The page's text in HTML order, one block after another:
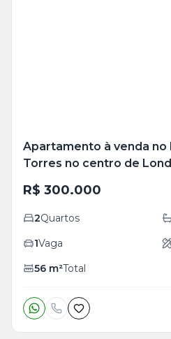
Apartamento à venda no
Torres no centro de
R$ 300.000
2Quartos
1Vaga
56 m²Total